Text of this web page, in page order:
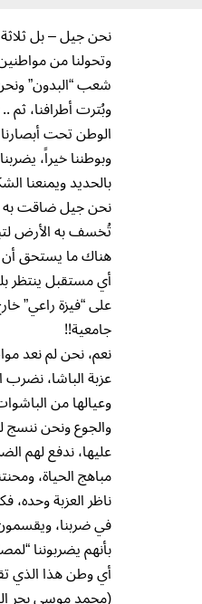
نحن جيل – بل
وتحولنا من
شعب “البدون”
وبُترت أطرافنا،
الوطن تحت
وبوطننا خيراً،
بالحديد ويمنعنا
نحن جيل ضاقت به
تُخسف به الأرض
هناك ما يستحق أن
أي مستقبل ينتظر
على “فيزة راعي”
جامعية!!
نعم، نحن لم نعد
عزبة الباشا، نضرب
وعيالها من
والجوع ونحن ننسج
عليها، ندفع لهم
مباهج الحياة،
ناظر العزبة وحده،
في ضربنا، ويقسمون
بأنهم يضربوننا
أي وطن هذا الذي